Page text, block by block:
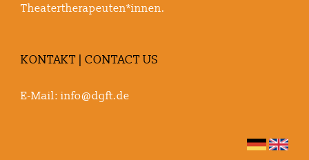
Theatertherapeuten*innen.
KONTAKT | CONTACT US
E-Mail: info@dgft.de